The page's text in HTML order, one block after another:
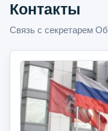
Контакты
Связь с секретарем